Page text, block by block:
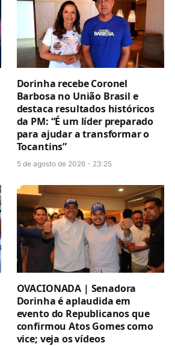
Dorinha recebe Coronel
Barbosa no União Brasil e
destaca resultados históricos
da PM: “É um líder preparado
para ajudar a transformar o
Tocantins”
5 de agosto de 2026 - 23:25
OVACIONADA | Senadora
Dorinha é aplaudida em
evento do Republicanos que
confirmou Atos Gomes como
vice; veja os vídeos